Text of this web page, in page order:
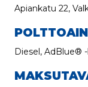
Apiankatu 22,
Diesel, AdBlue®